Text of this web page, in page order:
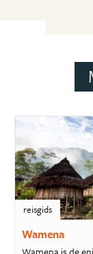
reisgids
Wamena